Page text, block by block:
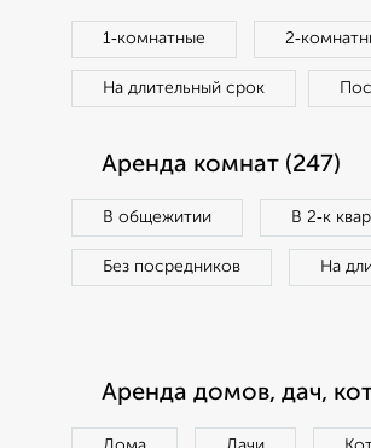
1‑комнатные
На длительный срок
Аренда комнат (247)
В общежитии В 2‑к
Без посредников На
Аренда домов, дач,